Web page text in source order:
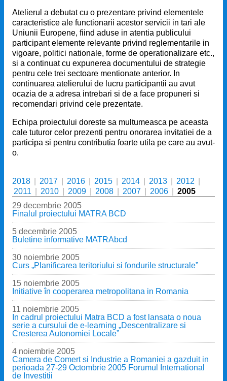
Atelierul a debutat cu o prezentare privind elementele
caracteristice ale functionarii acestor servicii in tari ale
Uniunii Europene, fiind aduse in atentia publicului
participant elemente relevante privind reglementarile in
vigoare, politici nationale, forme de operationalizare etc.,
si a continuat cu expunerea documentului de strategie
pentru cele trei sectoare mentionate anterior. In
continuarea atelierului de lucru participantii au avut
ocazia de a adresa intrebari si de a face propuneri si
recomendari privind cele prezentate.
Echipa proiectului doreste sa multumeasca pe aceasta
cale tuturor celor prezenti pentru onorarea invitatiei de a
participa si pentru contributia foarte utila pe care au avut-
o.
2018 2017 2016 2015 2014 2013 2012
2011
2010 2009 2008 2007 2006
2005
29 decembrie 2005
Finalul proiectului MATRA BCD
5 decembrie 2005
Buletine informative MATRAbcd
30 noiembrie 2005
Curs „Planificarea teritoriului si fondurile structurale”
15 noiembrie 2005
Initiative în cooperarea metropolitana in Romania
11 noiembrie 2005
In cadrul proiectului Matra BCD a fost lansata o noua
serie a cursului de e-learning „Descentralizare si
Cresterea Autonomiei Locale”
4 noiembrie 2005
Camera de Comert si Industrie a Romaniei a gazduit in
perioada 27-29 Octombrie 2005 Forumul International
de Investitii